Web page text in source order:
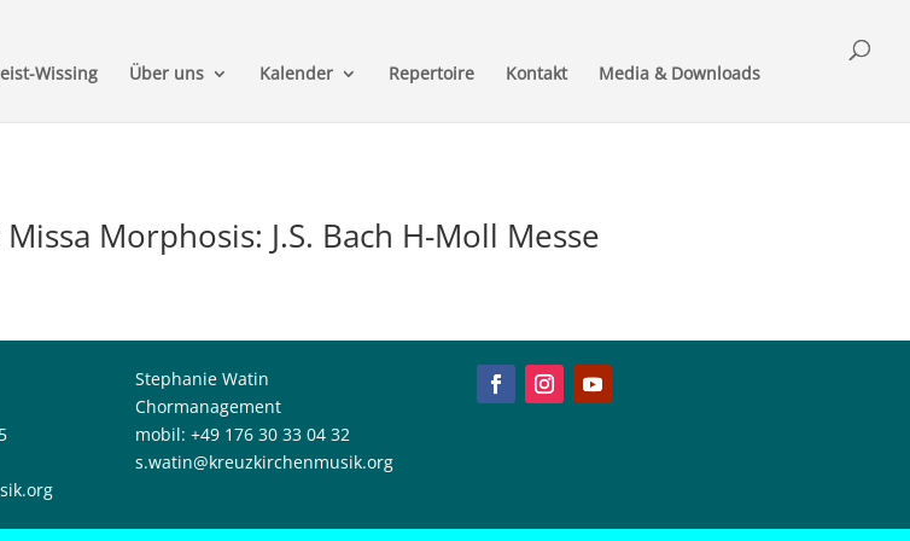
Wissing Über uns Kalender Repertoire Kontakt Media & Downloads
Morphosis: J.S. Bach H-Moll Messe
Stephanie Watin
Chormanagement
mobil: +49 176 30 33 04 32
s.watin@kreuzkirchenmusik.org